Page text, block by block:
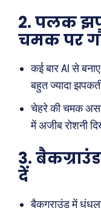
2. पलक
चमक पर
कई बार AI से
बहुत ज्यादा
चेहरे की चमक
में अजीब रोशनी
3.
दें
बैकग्राउंड में